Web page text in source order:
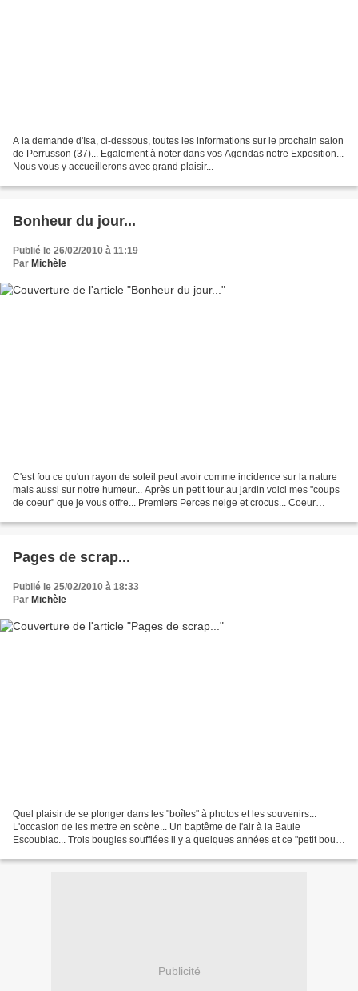
A la demande d'Isa, ci-dessous, toutes les informations sur le prochain salon
de Perrusson (37)... Egalement à noter dans vos Agendas notre Exposition...
Nous vous y accueillerons avec grand plaisir...
Bonheur du jour...
Publié le 26/02/2010 à 11:19
Par Michèle
C'est fou ce qu'un rayon de soleil peut avoir comme incidence sur la nature
mais aussi sur notre humeur... Après un petit tour au jardin voici mes "coups
de coeur" que je vous offre... Premiers Perces neige et crocus... Coeur
Pages de scrap...
Publié le 25/02/2010 à 18:33
Par Michèle
Quel plaisir de se plonger dans les "boîtes" à photos et les souvenirs...
L'occasion de les mettre en scène... Un baptême de l'air à la Baule
Escoublac... Trois bougies soufflées il y a quelques années et ce "petit bout"
Publicité